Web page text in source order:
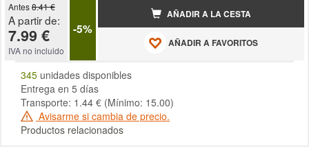
Antes8.41 €
A partir de:
7.99 €
IVA no incluido
-5%
AÑADIR A LA CESTA
AÑADIR A FAVORITOS
345 unidades disponibles
Entrega en 5 días
Transporte: 1.44 € (Mínimo: 15.00)
Avisarme si cambia de precio.
Productos relacionados